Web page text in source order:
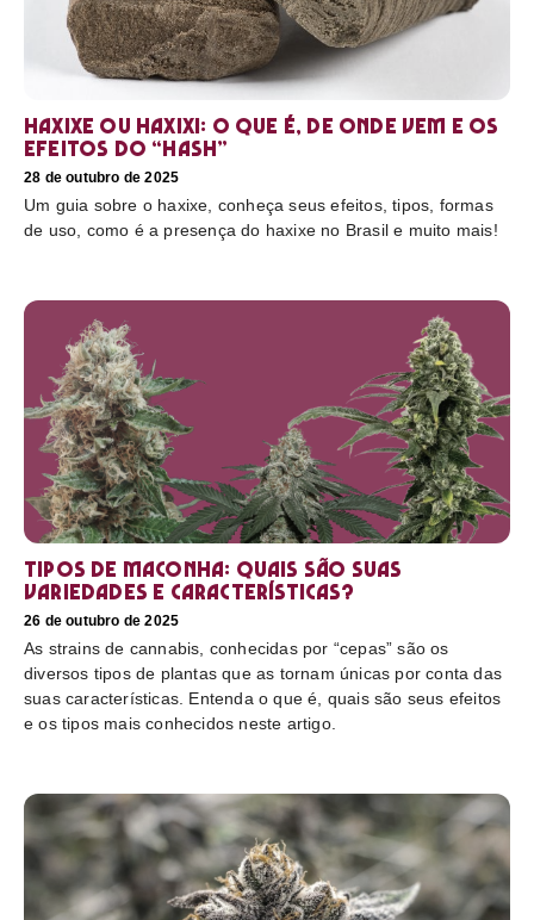
Haxixe ou Haxixi: o que é, de onde vem e os
efeitos do “hash”
28 de outubro de 2025
Um guia sobre o haxixe, conheça seus efeitos, tipos, formas
de uso, como é a presença do haxixe no Brasil e muito mais!
Tipos de maconha: quais são suas
variedades e características?
26 de outubro de 2025
As strains de cannabis, conhecidas por “cepas” são os
diversos tipos de plantas que as tornam únicas por conta das
suas características. Entenda o que é, quais são seus efeitos
e os tipos mais conhecidos neste artigo.